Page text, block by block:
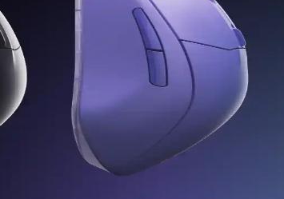
ve çizim alanında sunduğu olanaklar ile
Tasarımlarla Kullanım Kolaylığı
favorisi. Uzun pil ömrü ve hassas sensör
Faresi Karşılaştırması
yorumları ve performans karşılaştırmasıyla
Detaylı Karşılaştırması